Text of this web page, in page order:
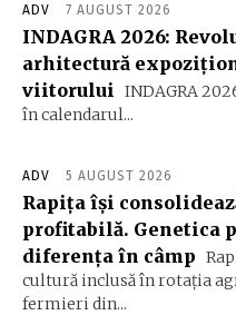
ADV 7 AUGUST 2026
INDAGRA 2026:
arhitectură
viitorului
INDAGRA
în calendarul...
ADV 5 AUGUST 2026
Rapița își
profitabilă. Genetica
diferența în câmp
cultură inclusă în rotația
fermieri din...